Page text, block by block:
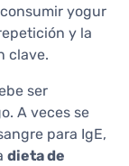
yogur
y la
clave.
ser
A veces se
para IgE,
dieta de